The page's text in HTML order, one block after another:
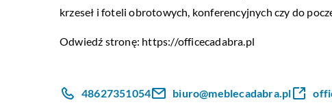
krzeseł i foteli obrotowych, konferencyjnych czy do
Odwiedź stronę: https://officecadabra.pl
48627351054 biuro@meblecadabra.pl